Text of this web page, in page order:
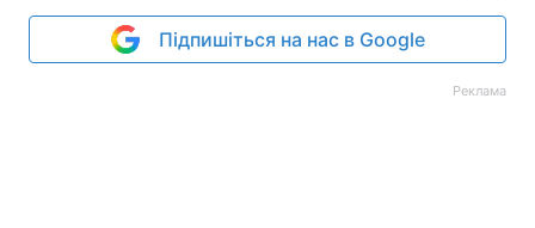
Підпишіться на нас в Google
Реклама